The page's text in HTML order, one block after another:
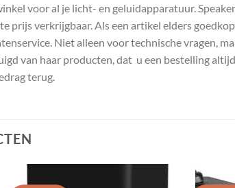
voor al je licht- en geluidapparatuur.
prijs verkrijgbaar. Als een artikel elders
Niet alleen voor technische vragen,
van haar producten, dat u een bestelling
terug.